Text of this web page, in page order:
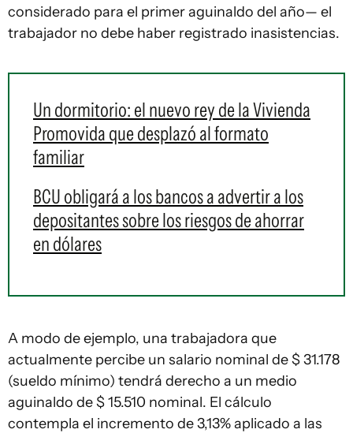
considerado para el primer aguinaldo del año— el
trabajador no debe haber registrado inasistencias.
Un dormitorio: el nuevo rey de la Vivienda
Promovida que desplazó al formato
familiar
BCU obligará a los bancos a advertir a los
depositantes sobre los riesgos de ahorrar
en dólares
A modo de ejemplo, una trabajadora que
actualmente percibe un salario nominal de $ 31.178
(sueldo mínimo) tendrá derecho a un medio
aguinaldo de $ 15.510 nominal. El cálculo
contempla el incremento de 3,13% aplicado a las